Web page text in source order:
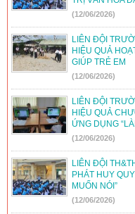
(12/06/2026)
LIÊN ĐỘI
HIỆU QUẢ
GIÚP TRẺ EM
(12/06/2026)
LIÊN ĐỘI
HIỆU QUẢ
ỨNG DỤNG
(12/06/2026)
LIÊN ĐỘI
PHÁT HUY
MUỐN NÓI”
(12/06/2026)